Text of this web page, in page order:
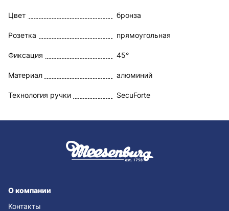
Цвет бронза
Розетка прямоугольная
Фиксация 45°
Материал алюминий
Технология ручки SecuForte
О компании
Контакты